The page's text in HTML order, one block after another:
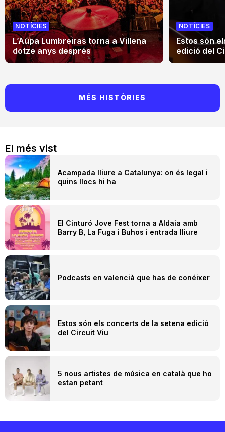
El més vist
Acampada lliure a Catalunya: on és legal i
quins llocs hi ha
El Cinturó Jove Fest torna a Aldaia amb
Barry B, La Fuga i Buhos i entrada lliure
Podcasts en valencià que has de conéixer
Estos són els concerts de la setena edició
del Circuit Viu
5 nous artistes de música en català que ho
estan petant
NOTÍCIES
L’Aúpa Lumbreiras torna a Villena
dotze anys després
NOTÍCIES
Estos són
edició del
MÉS HISTÒRIES